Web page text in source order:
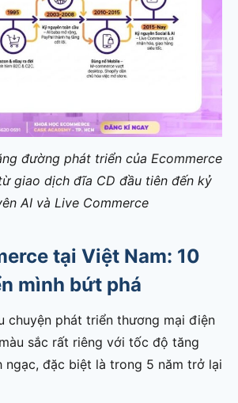
đường phát triển của Ecommerce
giao dịch đĩa CD đầu tiên đến kỷ
AI và Live Commerce
tại Việt Nam: 10
mình bứt phá
chuyện phát triển thương mại điện
sắc rất riêng với tốc độ tăng
ngạc, đặc biệt là trong 5 năm trở lại